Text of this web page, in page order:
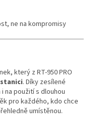
ne na kompromisy
který z RT-950 PRO
. Díky zesílené
na použití s dlouhou
pro každého, kdo chce
umístěnou.